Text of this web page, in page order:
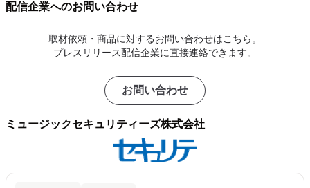
配信企業へのお問い合わせ
取材依頼・商品に対するお問い合わせはこちら。
プレスリリース配信企業に直接連絡できます。
お問い合わせ
ミュージックセキュリティーズ株式会社